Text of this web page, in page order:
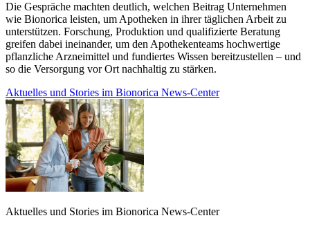
Die Gespräche machten deutlich, welchen Beitrag Unternehmen
wie Bionorica leisten, um Apotheken in ihrer täglichen Arbeit zu
unterstützen. Forschung, Produktion und qualifizierte Beratung
greifen dabei ineinander, um den Apothekenteams hochwertige
pflanzliche Arzneimittel und fundiertes Wissen bereitzustellen – und
so die Versorgung vor Ort nachhaltig zu stärken.
Aktuelles und Stories im Bionorica News-Center
Aktuelles und Stories im Bionorica News-Center